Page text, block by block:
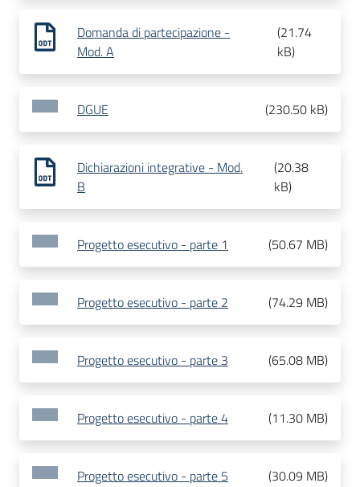
Domanda di partecipazione -
Mod. A
(21.74
kB)
DGUE (230.50 kB)
Dichiarazioni integrative - Mod.
B
(20.38
kB)
Progetto esecutivo - parte 1 (50.67 MB)
Progetto esecutivo - parte 2 (74.29 MB)
Progetto esecutivo - parte 3 (65.08 MB)
Progetto esecutivo - parte 4 (11.30 MB)
Progetto esecutivo - parte 5 (30.09 MB)